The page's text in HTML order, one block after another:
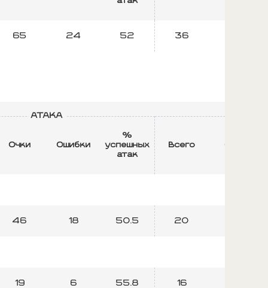
65 24 52 36
АТАКА
Очки Ошибки
%
успешных
атак
Всего Очки
46 18 50.5 20
19 6 55.8 16